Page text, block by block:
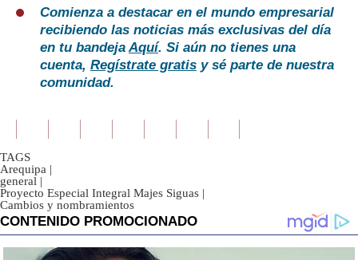
Comienza a destacar en el mundo empresarial
recibiendo las noticias más exclusivas del día
en tu bandejaAquí. Si aún no tienes una
cuenta, Regístrate gratis y sé parte de nuestra
comunidad.
TAGS
Arequipa |
general |
Proyecto Especial Integral Majes Siguas |
Cambios y nombramientos